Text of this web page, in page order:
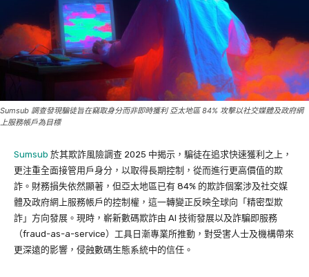
Sumsub 調查發現騙徒旨在竊取身分而非即時獲利 亞太地區 84% 攻擊以社交媒體及政府網
上服務帳戶為目標
Sumsub 於其欺詐風險調查 2025 中揭示，騙徒在追求快速獲利之上，
更注重全面接管用戶身分，以取得長期控制，從而進行更高價值的欺
詐。財務損失依然顯著，但亞太地區已有 84% 的欺詐個案涉及社交媒
體及政府網上服務帳戶的控制權，這一轉變正反映全球向「精密型欺
詐」方向發展。現時，嶄新數碼欺詐由 AI 技術發展以及詐騙即服務
（fraud-as-a-service）工具日漸專業所推動，對受害人士及機構帶來
更深遠的影響，侵蝕數碼生態系統中的信任。